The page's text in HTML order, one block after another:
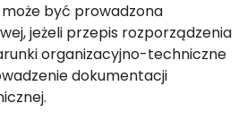
może być prowadzona
jeżeli przepis rozporządzenia
organizacyjno-techniczne
dokumentacji